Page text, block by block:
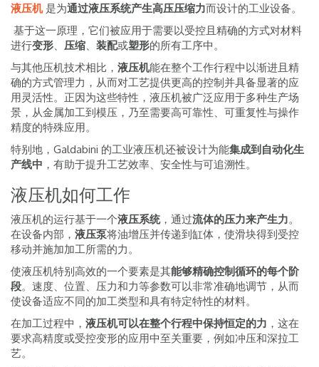
液压机是为通过液压系统产生高压压缩力而设计的工业设备。
基于这一原理，它们被应用于需要以受控且精确的方式对材料
进行变形 压缩 装配或塑形的所有工序中。
与其他压机技术相比， 液压机能在整个工作行程中以渐进且精
确的方式管理力，从而对工艺提供更高的控制并具备显著的应
用灵活性。正因为这些特性，液压机被广泛应用于多种生产场
景，从金属加工到模压，乃至需要高可靠性、可重复性与操作
精度的特殊应用。
特别地，Galdabini 的工业液压机还被设计为能集成到自动化生
产线中 ，有助于提升工艺效率、安全性与可追溯性。
液压机如何工作
液压机的运行基于一个液压系统，通过流体的压力来产生力。
在设备内部， 液压泵将油增压并传递到缸体，使滑块得到受控
移动并施加加工所需的力。
使液压机特别高效的一个要素是其能够精确控制循环的每个阶
段。速度、位置、压力和力等参数可以非常准确地调节，从而
使设备适应不同的加工类型和具有特定特性的材料。
在加工过程中， 液压机可以在整个行程中保持恒定的力 ，这在
要求高精度或受控变形的应用中至关重要，例如冲压和深拉工
艺。